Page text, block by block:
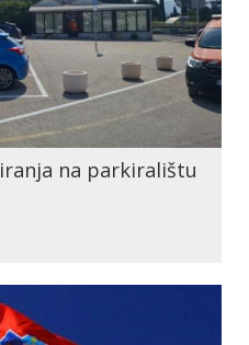
na parkiralištu